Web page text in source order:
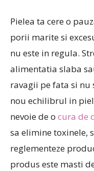
Pielea ta cere o
porii marite si
nu este in regula.
alimentatia slaba
ravagii pe fata si nu
nou echilibrul in
nevoie de o cura de
sa elimine toxinele,
reglementeze
produs este masti